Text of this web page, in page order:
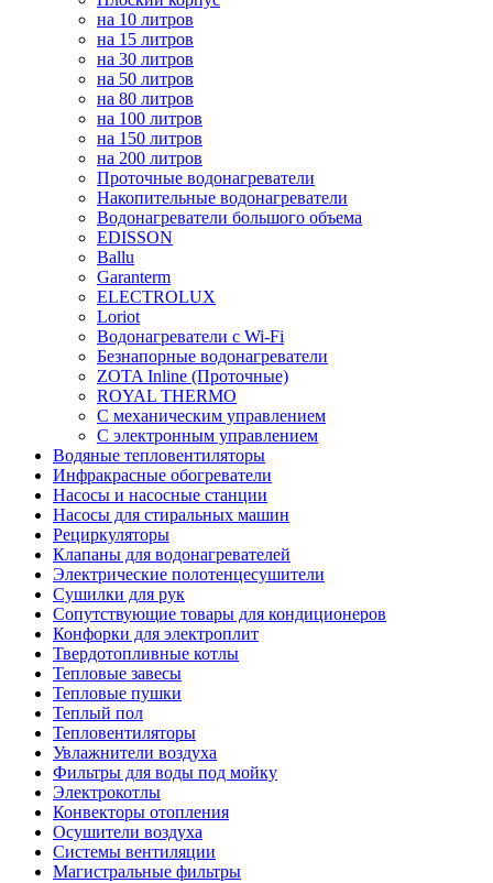
на 10 литров
на 15 литров
на 30 литров
на 50 литров
на 80 литров
на 100 литров
на 150 литров
на 200 литров
Проточные водонагреватели
Накопительные водонагреватели
Водонагреватели большого объема
EDISSON
Ballu
Garanterm
ELECTROLUX
Loriot
Водонагреватели с Wi-Fi
Безнапорные водонагреватели
ZOTA Inline (Проточные)
ROYAL THERMO
С механическим управлением
С электронным управлением
Водяные тепловентиляторы
Инфракрасные обогреватели
Насосы и насосные станции
Насосы для стиральных машин
Рециркуляторы
Клапаны для водонагревателей
Электрические полотенцесушители
Сушилки для рук
Сопутствующие товары для кондиционеров
Конфорки для электроплит
Твердотопливные котлы
Тепловые завесы
Тепловые пушки
Теплый пол
Тепловентиляторы
Увлажнители воздуха
Фильтры для воды под мойку
Электрокотлы
Конвекторы отопления
Осушители воздуха
Системы вентиляции
Магистральные фильтры